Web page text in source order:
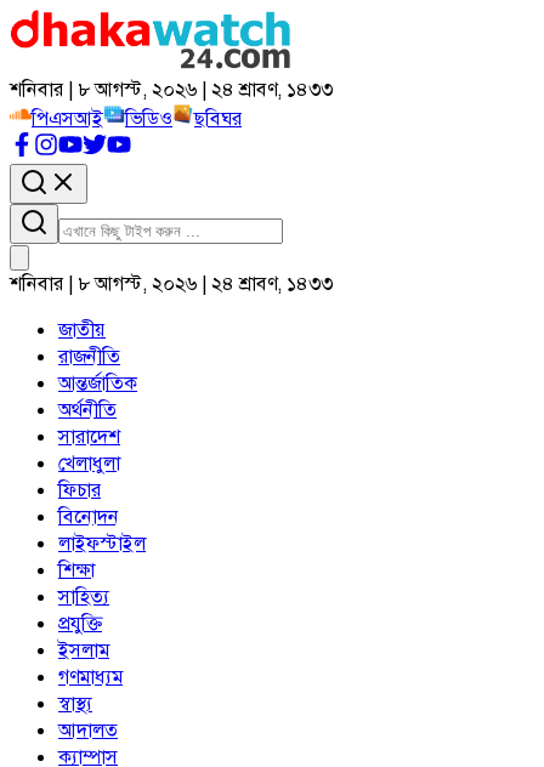
শনিবার | ৮ আগস্ট, ২০২৬ | ২৪ শ্রাবণ, ১৪৩৩
পিএসআই
ভিডিও ছবিঘর
শনিবার | ৮ আগস্ট, ২০২৬ | ২৪ শ্রাবণ, ১৪৩৩
জাতীয়
রাজনীতি
আন্তর্জাতিক
অর্থনীতি
সারাদেশ
খেলাধুলা
ফিচার
বিনোদন
লাইফস্টাইল
শিক্ষা
সাহিত্য
প্রযুক্তি
ইসলাম
গণমাধ্যম
স্বাস্থ্য
আদালত
ক্যাম্পাস